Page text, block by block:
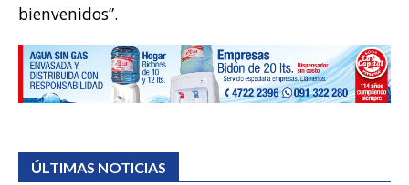
bienvenidos”.
ÚLTIMAS NOTICIAS